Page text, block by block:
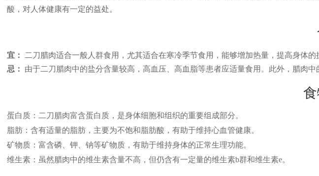
酸，对人体健康有一定的益处。
宜：
二刀腊肉适合一般人群食用，尤其适合在寒冷季节食用，能够增加热量，提高身体
忌：
由于二刀腊肉中的盐分含量较高，高血压、高血脂等患者应适量食用。此外，腊肉
蛋白质：二刀腊肉富含蛋白质，是身体细胞和组织的重要组成部分。
脂肪：含有适量的脂肪，主要为不饱和脂肪酸，有助于维持心血管健康。
矿物质：富含磷、钾、钠等矿物质，有助于维持身体的正常生理功能。
维生素：虽然腊肉中的维生素含量不高，但仍含有一定量的维生素b群和维生素e。